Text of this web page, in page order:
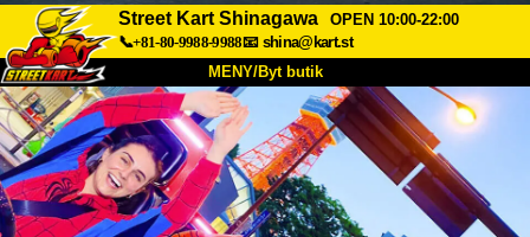
Street Kart Shinagawa
OPEN 10:00-22:00
📞+81-80-9988-9988📧 shina@kart.st
MENY/Byt butik
Om oss Specifikationer Pris
Hitta hit Röster FAQ